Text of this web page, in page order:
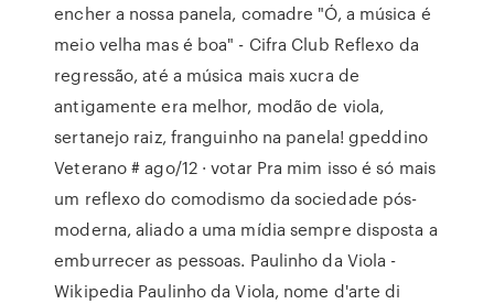
encher a nossa panela, comadre "Ó, a música é
meio velha mas é boa" - Cifra Club Reflexo da
regressão, até a música mais xucra de
antigamente era melhor, modão de viola,
sertanejo raiz, franguinho na panela! gpeddino
Veterano # ago/12 · votar Pra mim isso é só mais
um reflexo do comodismo da sociedade pós-
moderna, aliado a uma mídia sempre disposta a
emburrecer as pessoas. Paulinho da Viola -
Wikipedia Paulinho da Viola, nome d'arte di